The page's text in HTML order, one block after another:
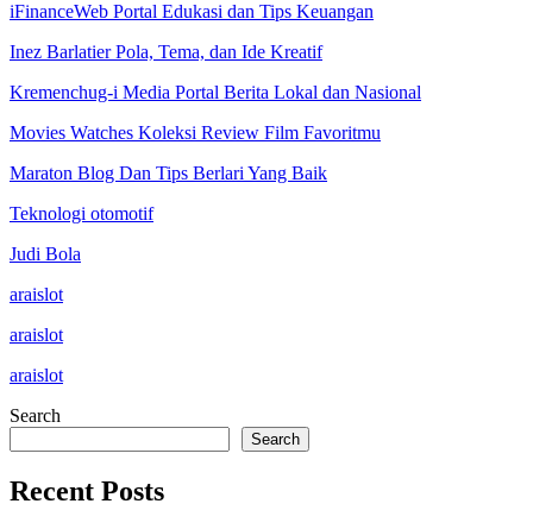
iFinanceWeb Portal Edukasi dan Tips Keuangan
Inez Barlatier Pola, Tema, dan Ide Kreatif
Kremenchug-i Media Portal Berita Lokal dan Nasional
Movies Watches Koleksi Review Film Favoritmu
Maraton Blog Dan Tips Berlari Yang Baik
Teknologi otomotif
Judi Bola
araislot
araislot
araislot
Search
Search
Recent Posts